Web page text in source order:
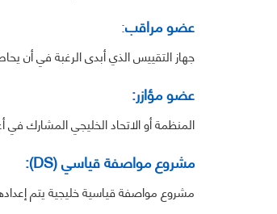
عضومراقب:
جهاز التقييس الذي أبدى الرغبة في أن
عضو مؤازر:
المنظمة أو الاتحاد الخليجي المشارك
مشروع مواصفة قياسي (DS):
مشروع مواصفة قياسية خليجية يتم